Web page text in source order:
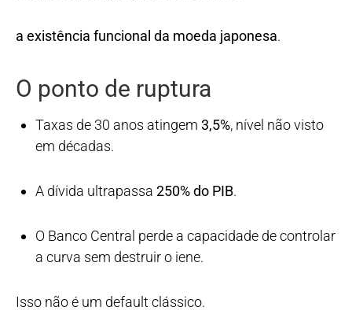
a existência funcional da moeda japonesa.
O ponto de ruptura
Taxas de 30 anos atingem 3,5%, nível não visto
em décadas.
A dívida ultrapassa 250% do PIB.
O Banco Central perde a capacidade de controlar
a curva sem destruir o iene.
Isso não é um default clássico.